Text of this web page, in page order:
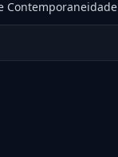
Contemporaneidade